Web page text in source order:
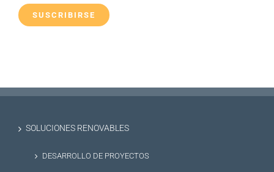
SOLUCIONES RENOVABLES
DESARROLLO DE PROYECTOS